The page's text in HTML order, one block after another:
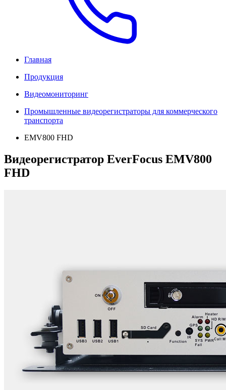
Главная
Продукция
Видеомониторинг
Промышленные видеорегистраторы для коммерческого
транспорта
EMV800 FHD
Видеорегистратор EverFocus EMV800
FHD